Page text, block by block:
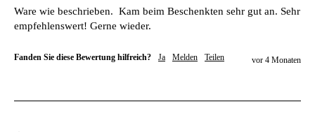
Ware wie beschrieben.  Kam beim Beschenkten sehr gut an. Sehr
empfehlenswert! Gerne wieder.
Fanden Sie diese Bewertung hilfreich? Ja Melden Teilen vor 4 Monaten